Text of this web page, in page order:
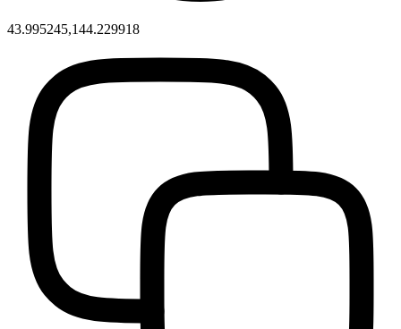
43.995245,144.229918